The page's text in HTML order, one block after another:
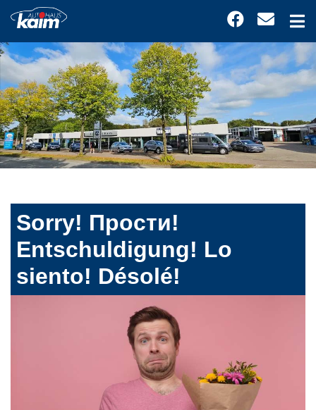
Sorry! Прости!
Entschuldigung! Lo
siento! Désolé!